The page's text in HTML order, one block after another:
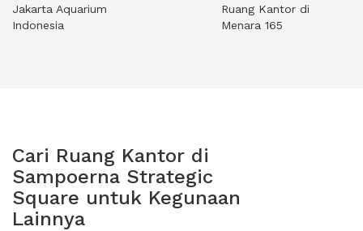
Jakarta Aquarium
Indonesia
Ruang Kantor di
Menara 165
Cari Ruang Kantor di
Sampoerna Strategic
Square untuk Kegunaan
Lainnya